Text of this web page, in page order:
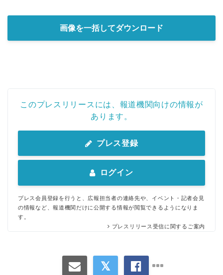
画像を一括してダウンロード
このプレスリリースには、報道機関向けの情報が
あります。
プレス登録
ログイン
プレス会員登録を行うと、広報担当者の連絡先や、イベント・記者会見
の情報など、報道機関だけに公開する情報が閲覧できるようになりま
す。
プレスリリース受信に関するご案内